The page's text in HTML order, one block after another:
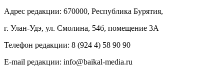
Адрес редакции: 670000, Республика Бурятия,
г. Улан-Удэ, ул. Смолина, 54б, помещение 3А
Телефон редакции: ‎‎8 (924 4) 58 90 90
E-mail редакции: info@baikal-media.ru